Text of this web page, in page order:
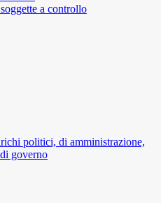
a controllo
politici, di amministrazione,
governo